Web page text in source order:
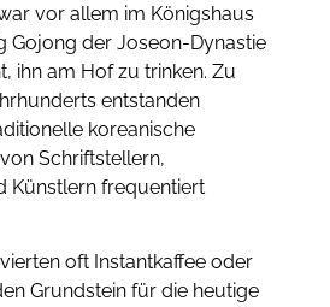
vor allem im Königshaus
Gojong der Joseon-Dynastie
ihn am Hof ​​zu trinken. Zu
entstanden
koreanische
Schriftstellern,
Künstlern frequentiert
oft Instantkaffee oder
Grundstein für die heutige